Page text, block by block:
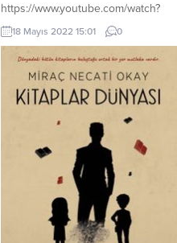
https://www.youtube.com/watch?
v=ul3X2toWf4M
18 Mayıs 2022 15:01 0